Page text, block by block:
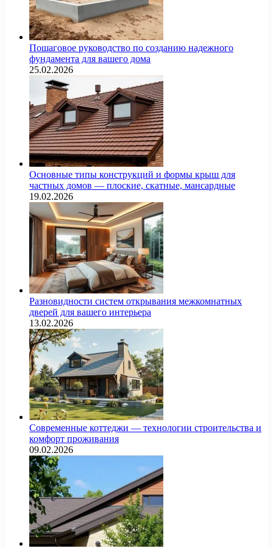
Пошаговое руководство по созданию надежного
фундамента для вашего дома
25.02.2026
Основные типы конструкций и формы крыш для
частных домов — плоские, скатные, мансардные
19.02.2026
Разновидности систем открывания межкомнатных
дверей для вашего интерьера
13.02.2026
Современные коттеджи — технологии строительства и
комфорт проживания
09.02.2026